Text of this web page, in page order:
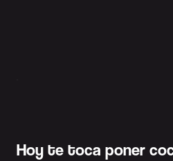
Hoy te toca poner